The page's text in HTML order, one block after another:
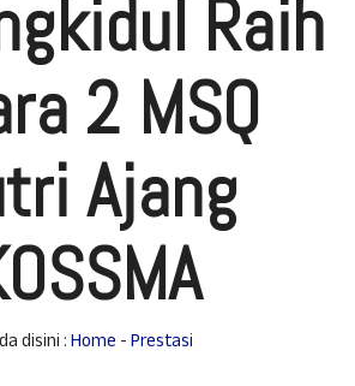
Raih
2 MSQ
Ajang
disini :Home -Prestasi